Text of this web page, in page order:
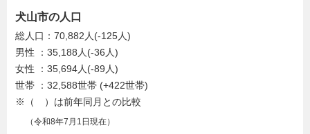
犬山市の人口
総人口：70,882人(-125人)
男性 ：35,188人(-36人)
女性 ：35,694人(-89人)
世帯 ：32,588世帯 (+422世帯)
※（ ）は前年同月との比較
（令和8年7月1日現在）